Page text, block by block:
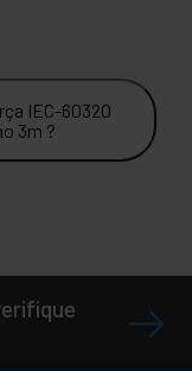
IEC-60320
3m ?